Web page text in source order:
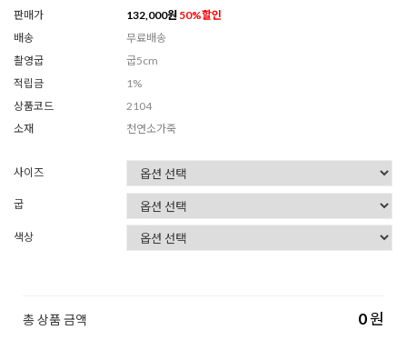
판매가
132,000원 50%할인
배송
무료배송
촬영굽
굽5cm
적립금
1%
상품코드
2104
소재
천연소가죽
사이즈
굽
색상
총 상품 금액 0원